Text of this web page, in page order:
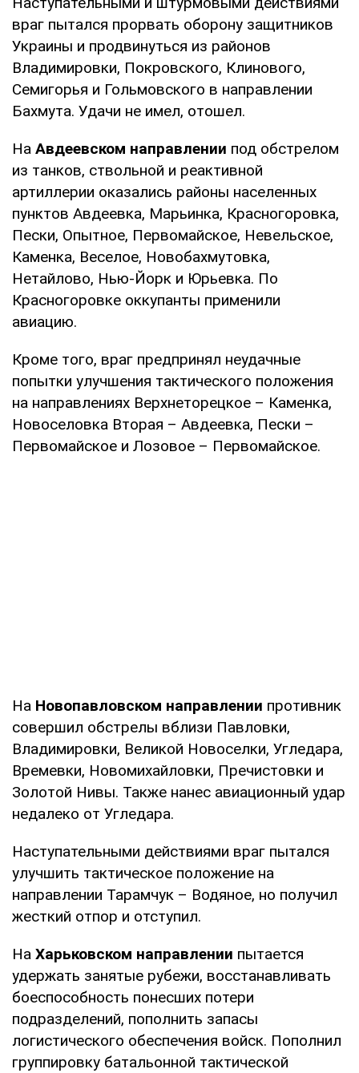
враг пытался прорвать оборону защитников
Украины и продвинуться из районов
Владимировки, Покровского, Клинового,
Семигорья и Гольмовского в направлении
Бахмута. Удачи не имел, отошел.
На Авдеевском направлении под обстрелом
из танков, ствольной и реактивной
артиллерии оказались районы населенных
пунктов Авдеевка, Марьинка, Красногоровка,
Пески, Опытное, Первомайское, Невельское,
Каменка, Веселое, Новобахмутовка,
Нетайлово, Нью-Йорк и Юрьевка. По
Красногоровке оккупанты применили
авиацию.
Кроме того, враг предпринял неудачные
попытки улучшения тактического положения
на направлениях Верхнеторецкое – Каменка,
Новоселовка Вторая – Авдеевка, Пески –
Первомайское и Лозовое – Первомайское.
На Новопавловском направлении противник
совершил обстрелы вблизи Павловки,
Владимировки, Великой Новоселки, Угледара,
Времевки, Новомихайловки, Пречистовки и
Золотой Нивы. Также нанес авиационный удар
недалеко от Угледара.
Наступательными действиями враг пытался
улучшить тактическое положение на
направлении Тарамчук – Водяное, но получил
жесткий отпор и отступил.
На Харьковском направлении пытается
удержать занятые рубежи, восстанавливать
боеспособность понесших потери
подразделений, пополнить запасы
логистического обеспечения войск. Пополнил
группировку батальонной тактической